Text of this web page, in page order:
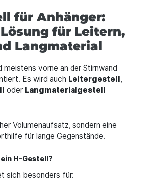
für Anhänger:
für Leitern,
Langmaterial
meistens vorne an der Stirnwand
Es wird auch Leitergestell ,
oder Langmaterialgestell
Volumenaufsatz, sondern eine
für lange Gegenstände.
H-Gestell?
sich besonders für: